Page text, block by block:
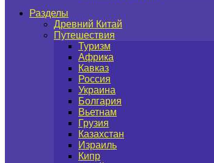
Разделы
Древний Китай
Путешествия
Туризм
Африка
Кавказ
Россия
Украина
Болгария
Вьетнам
Грузия
Казахстан
Израиль
Кипр